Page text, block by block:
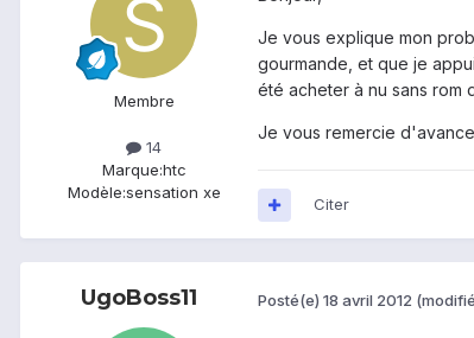
Membre
14
Marque:htc
Modèle:sensation xe
Je vous explique mon
gourmande, et que je
été acheter à nu sans rom
Je vous remercie
Citer
UgoBoss11 Posté(e) 18 avril 2012